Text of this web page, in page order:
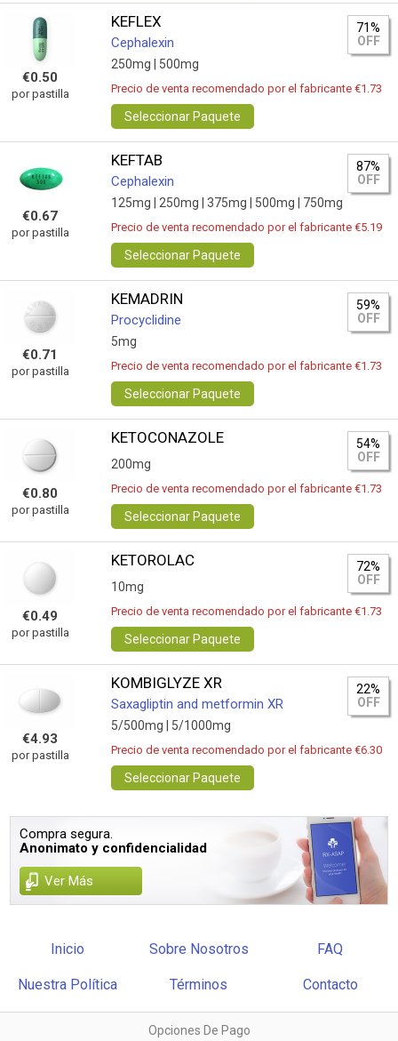
€0.50
por pastilla
KEFLEX
Cephalexin
250mg | 500mg
71%
OFF
Precio de venta recomendado por el fabricante €1.73
Seleccionar Paquete
€0.67
por pastilla
KEFTAB
Cephalexin
125mg | 250mg | 375mg | 500mg | 750mg
87%
OFF
Precio de venta recomendado por el fabricante €5.19
Seleccionar Paquete
€0.71
por pastilla
KEMADRIN
Procyclidine
5mg
59%
OFF
Precio de venta recomendado por el fabricante €1.73
Seleccionar Paquete
€0.80
por pastilla
KETOCONAZOLE
200mg
54%
OFF
Precio de venta recomendado por el fabricante €1.73
Seleccionar Paquete
€0.49
por pastilla
KETOROLAC
10mg
72%
OFF
Precio de venta recomendado por el fabricante €1.73
Seleccionar Paquete
€4.93
por pastilla
KOMBIGLYZE XR
Saxagliptin and metformin XR
5/500mg | 5/1000mg
22%
OFF
Precio de venta recomendado por el fabricante €6.30
Seleccionar Paquete
Compra segura.
Anonimato y confidencialidad
Ver Más
Inicio Sobre Nosotros FAQ
Nuestra Política Términos Contacto
Opciones De Pago